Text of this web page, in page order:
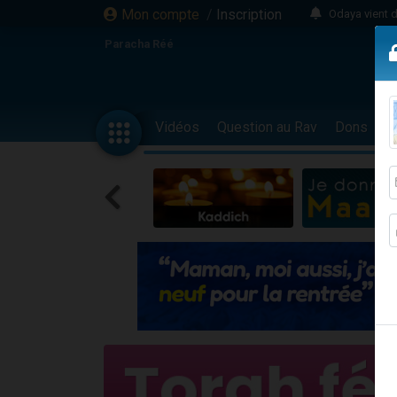
Mon compte / Inscription
Odaya vient
3
2
13
12
Il reste
3 personnes
3 personnes
2
8
Nouvelle
61
Paracha Réé
Vidéos Question au Rav Dons